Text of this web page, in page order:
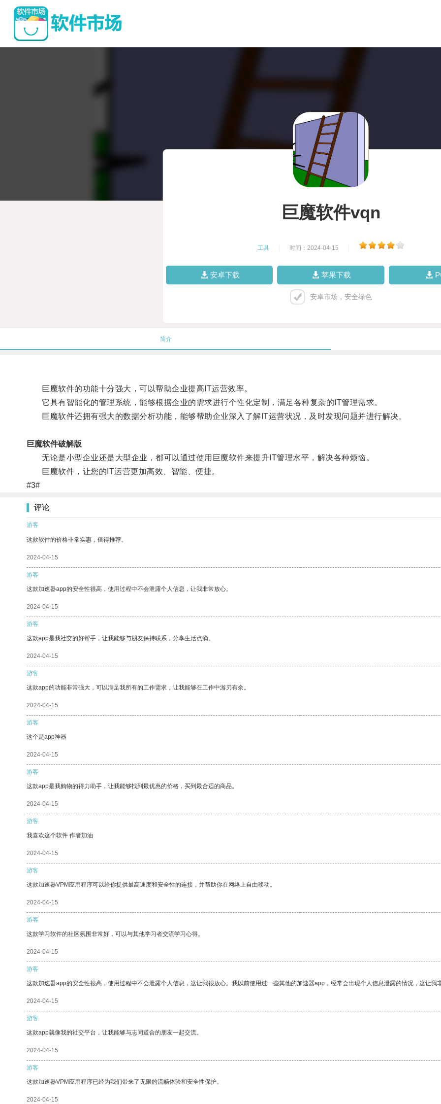
巨魔软件vqn
工具 时间：2024-04-15
安卓下载 苹果下载
安卓市场，安全绿色
简介
巨魔软件的功能十分强大，可以帮助企业提高IT运营效率。
它具有智能化的管理系统，能够根据企业的需求进行个性化定制，满足各种复杂的IT管理需求。
巨魔软件还拥有强大的数据分析功能，能够帮助企业深入了解IT运营状况，及时发现问题并进行解决。
巨魔软件破解版
无论是小型企业还是大型企业，都可以通过使用巨魔软件来提升IT管理水平，解决各种烦恼。
巨魔软件，让您的IT运营更加高效、智能、便捷。
#3#
评论
游客
这款软件的价格非常实惠，值得推荐。
2024-04-15
游客
这款加速器app的安全性很高，使用过程中不会泄露个人信息，让我非常放心。
2024-04-15
游客
这款app是我社交的好帮手，让我能够与朋友保持联系，分享生活点滴。
2024-04-15
游客
这款app的功能非常强大，可以满足我所有的工作需求，让我能够在工作中游刃有余。
2024-04-15
游客
这个是app神器
2024-04-15
游客
这款app是我购物的得力助手，让我能够找到最优惠的价格，买到最合适的商品。
2024-04-15
游客
我喜欢这个软件 作者加油
2024-04-15
游客
这款加速器VPM应用程序可以给你提供最高速度和安全性的连接，并帮助你在网络上自由移动。
2024-04-15
游客
这款学习软件的社区氛围非常好，可以与其他学习者交流学习心得。
2024-04-15
游客
这款加速器app的安全性很高，使用过程中不会泄露个人信息，这让我很放心。我以前使用过一些其他的加速器app，经常会出现个人信息泄露的情况，这让我
2024-04-15
游客
这款app就像我的社交平台，让我能够与志同道合的朋友一起交流。
2024-04-15
游客
这款加速器VPM应用程序已经为我们带来了无限的流畅体验和安全性保护。
2024-04-15